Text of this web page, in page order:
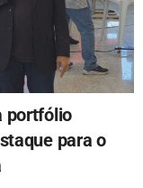
portfólio
para o